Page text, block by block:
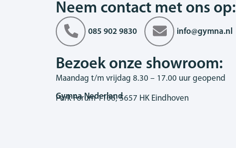
Neem contact met ons op:
085 902 9830 info@gymna.nl
Bezoek onze showroom:
Maandag t/m vrijdag 8.30 – 17.00 uur geopend
Gymna Nederland
Park Forum 1106, 5657 HK Eindhoven